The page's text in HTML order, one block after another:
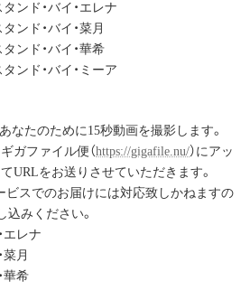
ンド・バイ・エレナ
ンド・バイ・菜月
ンド・バイ・華希
ンド・バイ・ミーア
なたのために15秒動画を撮影します。
ガファイル便（https://gigafile.nu/）にアッ
URLをお送りさせていただきます。
ビスでのお届けには対応致しかねますの
込みください。
エレナ
菜月
華希